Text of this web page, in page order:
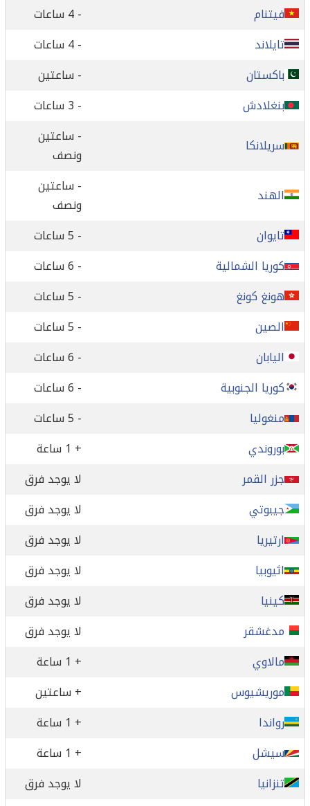
فيتنام
- 4 ساعات
تايلاند
- 4 ساعات
باكستان
- ساعتين
بنغلادش
- 3 ساعات
سريلانكا
- ساعتين
ونصف
الهند
- ساعتين
ونصف
تايوان
- 5 ساعات
كوريا الشمالية
- 6 ساعات
هونغ كونغ
- 5 ساعات
الصين
- 5 ساعات
اليابان
- 6 ساعات
كوريا الجنوبية
- 6 ساعات
منغوليا
- 5 ساعات
بوروندي
+ 1 ساعة
جزر القمر
لا يوجد فرق
جيبوتي
لا يوجد فرق
ارتيريا
لا يوجد فرق
اثيوبيا
لا يوجد فرق
كينيا
لا يوجد فرق
مدغشقر
لا يوجد فرق
مالاوي
+ 1 ساعة
موريشيوس
+ ساعتين
رواندا
+ 1 ساعة
سيشل
+ 1 ساعة
تنزانيا
لا يوجد فرق